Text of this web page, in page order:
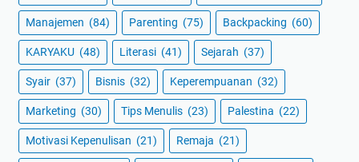
Manajemen (84) Parenting (75) Backpacking (60)
KARYAKU (48) Literasi (41) Sejarah (37)
Syair (37) Bisnis (32) Keperempuanan (32)
Marketing (30) Tips Menulis (23) Palestina (22)
Motivasi Kepenulisan (21) Remaja (21)